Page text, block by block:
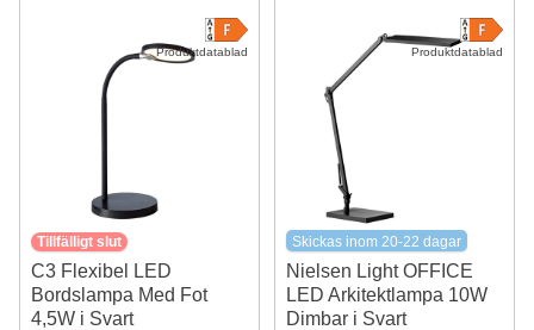
Produktdatablad
Tillfälligt slut
C3 Flexibel LED
Bordslampa Med Fot
4,5W i Svart
Produktdatablad
Skickas inom 20-22 dagar
Nielsen Light OFFICE
LED Arkitektlampa 10W
Dimbar i Svart